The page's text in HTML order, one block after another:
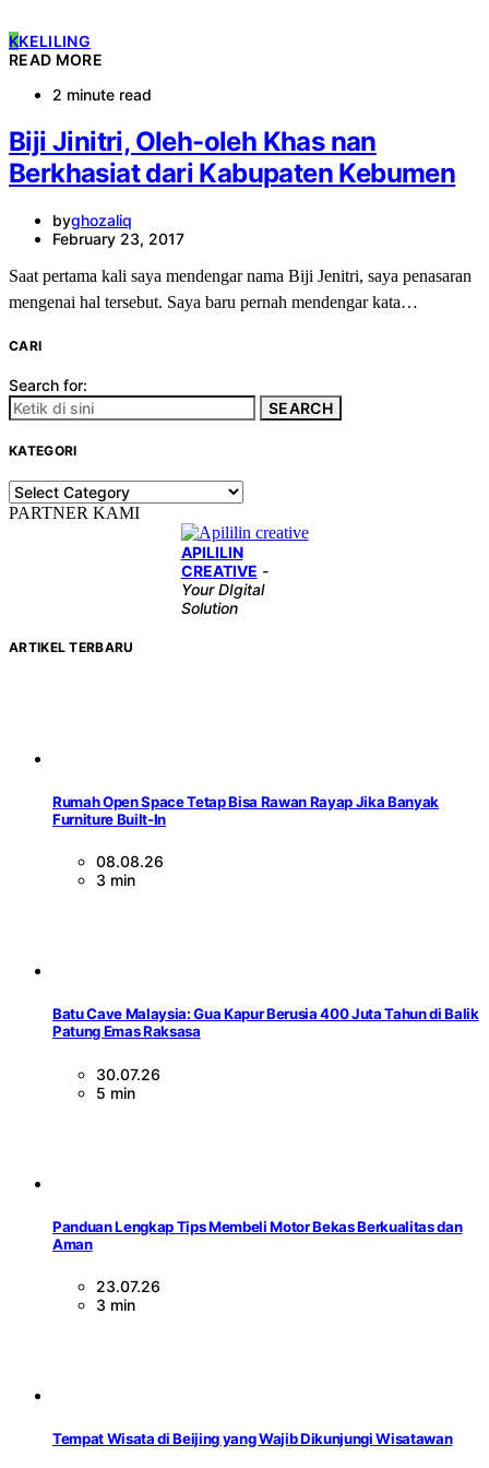
KKELILING
READ MORE
2 minute read
Biji Jinitri, Oleh-oleh Khas nan
Berkhasiat dari Kabupaten Kebumen
byghozaliq
February 23, 2017
Saat pertama kali saya mendengar nama Biji Jenitri, saya penasaran
mengenai hal tersebut. Saya baru pernah mendengar kata…
CARI
Search for:
SEARCH
KATEGORI
KATEGORI
PARTNER KAMI
APILILIN
CREATIVE -
Your DIgital
Solution
ARTIKEL TERBARU
Rumah Open Space Tetap Bisa Rawan Rayap Jika Banyak
Furniture Built-In
08.08.26
3 min
Batu Cave Malaysia: Gua Kapur Berusia 400 Juta Tahun di Balik
Patung Emas Raksasa
30.07.26
5 min
Panduan Lengkap Tips Membeli Motor Bekas Berkualitas dan
Aman
23.07.26
3 min
Tempat Wisata di Beijing yang Wajib Dikunjungi Wisatawan